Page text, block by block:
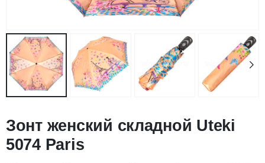
Зонт женский складной Uteki
5074 Paris